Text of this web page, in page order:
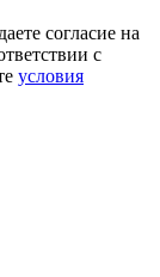
согласие на
с
условия